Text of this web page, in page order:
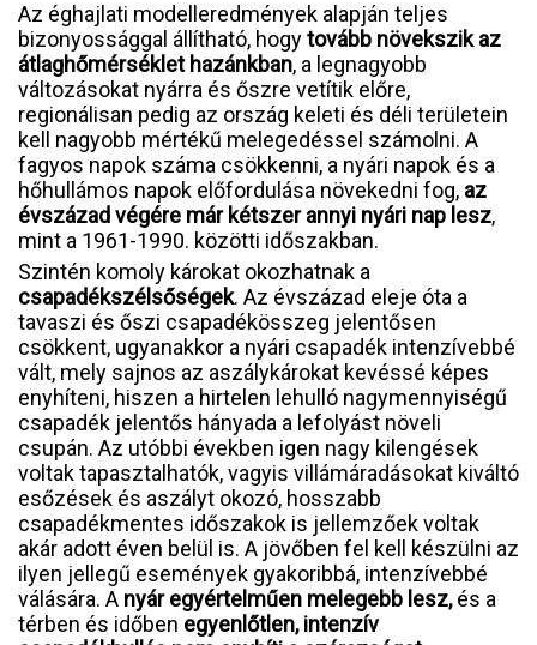
Az éghajlati modelleredmények alapján teljes
bizonyossággal állítható, hogytovább növekszik az
átlaghőmérséklet hazánkban, a legnagyobb
változásokat nyárra és őszre vetítik előre,
regionálisan pedig az ország keleti és déli területein
kell nagyobb mértékű melegedéssel számolni. A
fagyos napok száma csökkenni, a nyári napok és a
hőhullámos napok előfordulása növekedni fog, az
évszázad végére már kétszer annyi nyári nap lesz,
mint a 1961-1990. közötti időszakban.
Szintén komoly károkat okozhatnak a
csapadékszélsőségek. Az évszázad eleje óta a
tavaszi és őszi csapadékösszeg jelentősen
csökkent, ugyanakkor a nyári csapadék intenzívebbé
vált, mely sajnos az aszálykárokat kevéssé képes
enyhíteni, hiszen a hirtelen lehulló nagymennyiségű
csapadék jelentős hányada a lefolyást növeli
csupán. Az utóbbi években igen nagy kilengések
voltak tapasztalhatók, vagyis villámáradásokat kiváltó
esőzések és aszályt okozó, hosszabb
csapadékmentes időszakok is jellemzőek voltak
akár adott éven belül is. A jövőben fel kell készülni az
ilyen jellegű események gyakoribbá, intenzívebbé
válására. A nyár egyértelműen melegebb lesz,és a
térben és időben egyenlőtlen, intenzív